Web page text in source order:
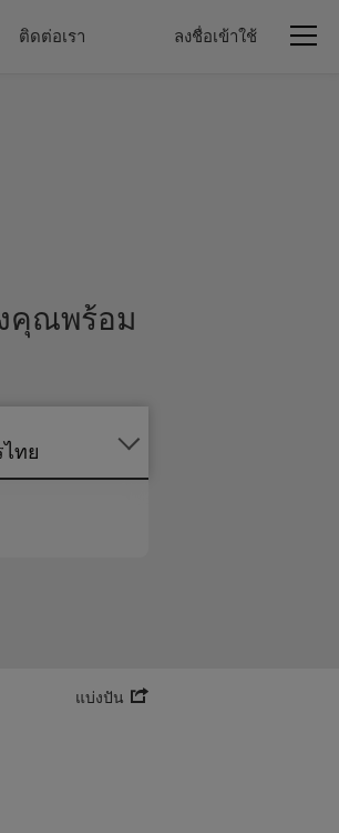
ติดต่อเรา ลงชื่อเข้าใช้
คุณพร้อม
ทย
แบ่งปัน